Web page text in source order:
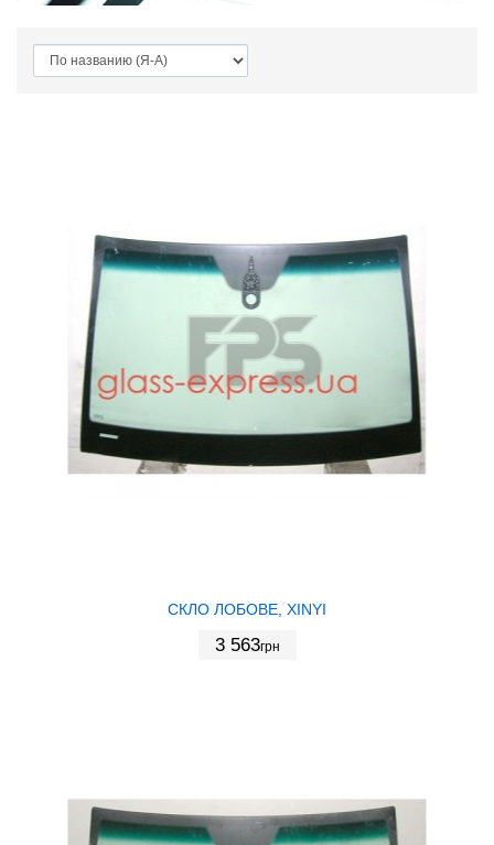
СКЛО ЛОБОВЕ, XINYI
3 563грн